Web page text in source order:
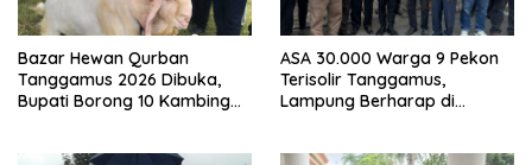
Bazar Hewan Qurban
Tanggamus 2026 Dibuka,
Bupati Borong 10 Kambing
ASA 30.000 Warga 9 Pekon
Terisolir Tanggamus,
Lampung Berharap di